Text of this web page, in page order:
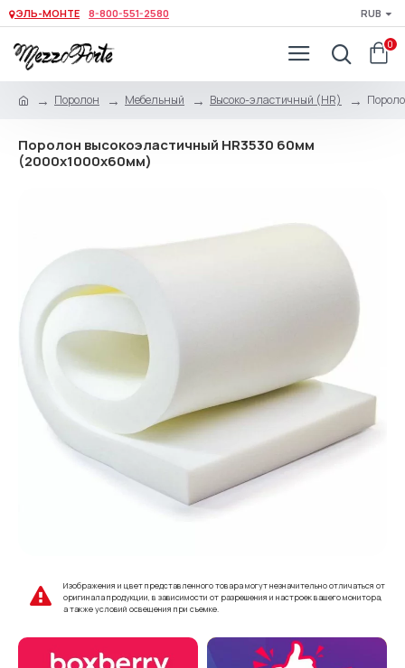
ЭЛЬ-МОНТЕ 8-800-551-2580 RUB
0
Поролон Мебельный Высоко-эластичный (HR)
Поролон высокоэластичный HR3530 60мм
(2000x1000x60мм)
Изображения и цвет представленного товара могут незначительно отличаться от
оригинала продукции, в зависимости от разрешения и настроек вашего монитора,
а также условий освещения при съемке.